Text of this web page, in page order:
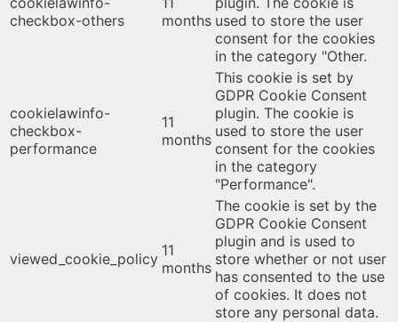
checkbox-others
months used to store the user
consent for the cookies
in the category "Other.
cookielawinfo-
checkbox-
performance
11
months
This cookie is set by
GDPR Cookie Consent
plugin. The cookie is
used to store the user
consent for the cookies
in the category
"Performance".
viewed_cookie_policy 11
months
The cookie is set by the
GDPR Cookie Consent
plugin and is used to
store whether or not user
has consented to the use
of cookies. It does not
store any personal data.